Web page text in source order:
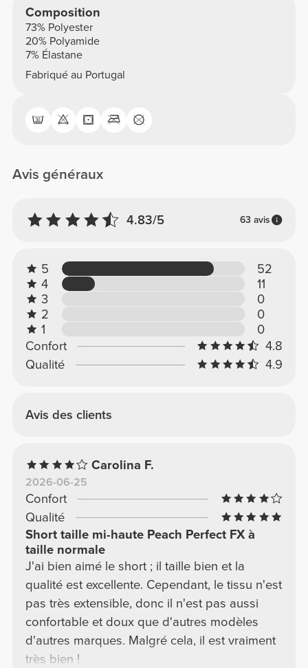
Composition
73% Polyester
20% Polyamide
7% Élastane
Fabriqué au Portugal
Avis généraux
4.83/5 63 avis
5
52
4
11
3
0
2
0
1
0
Confort
4.8
Qualité
4.9
Avis des clients
Carolina F.
2026-06-25
Confort
Qualité
Short taille mi-haute Peach Perfect FX à
taille normale
J'ai bien aimé le short ; il taille bien et la
qualité est excellente. Cependant, le tissu n'est
pas très extensible, donc il n'est pas aussi
confortable et doux que d'autres modèles
d'autres marques. Malgré cela, il est vraiment
très bien !